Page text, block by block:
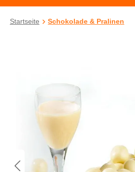
Startseite Schokolade & Pralinen